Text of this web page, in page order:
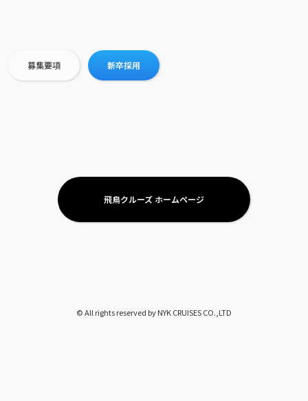
募集要項 新卒採用
飛鳥クルーズ ホームページ
©︎ All rights reserved by NYK CRUISES CO.,LTD